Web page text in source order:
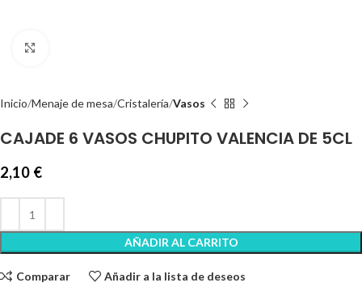
Inicio Menaje de mesa Cristalería Vasos
CAJADE 6 VASOS CHUPITO VALENCIA DE 5CL
2,10 €
AÑADIR AL CARRITO
Comparar Añadir a la lista de deseos